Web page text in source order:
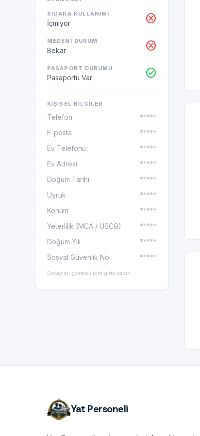
SIGARA KULLANIMI
İçmiyor cancel
MEDENI DURUM
Bekar cancel
PASAPORT DURUMU
Pasaportu Var check_circle
KIŞISEL BILGILER
Telefon
*****
E-posta
*****
Ev Telefonu
*****
Ev Adresi
*****
Doğum Tarihi
*****
Uyruk
*****
Konum
*****
Yeterlilik (MCA / USCG)
*****
Doğum Yılı
*****
Sosyal Güvenlik No
*****
Detayları görmek için giriş yapın.
Yat Personeli